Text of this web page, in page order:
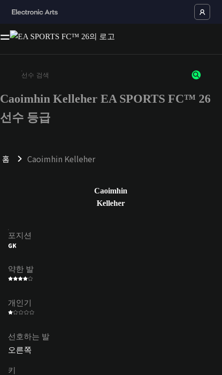
최소 3자 이상의 문자 또는 숫자를 입력하세요
Caoimhin Kelleher EA SPORTS FC™ 26
선수 등급
홈 Caoimhin Kelleher
Caoimhin
Kelleher
포지션
GK
약한 발
개인기
선호하는 발
오른쪽
키